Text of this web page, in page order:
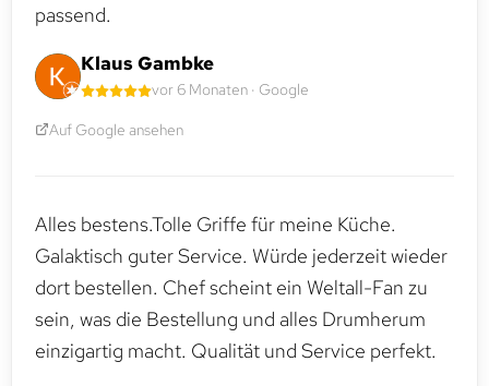
passend.
Klaus Gambke
vor 6 Monaten · Google
Auf Google ansehen
Alles bestens.Tolle Griffe für meine Küche.
Galaktisch guter Service. Würde jederzeit wieder
dort bestellen. Chef scheint ein Weltall-Fan zu
sein, was die Bestellung und alles Drumherum
einzigartig macht. Qualität und Service perfekt.